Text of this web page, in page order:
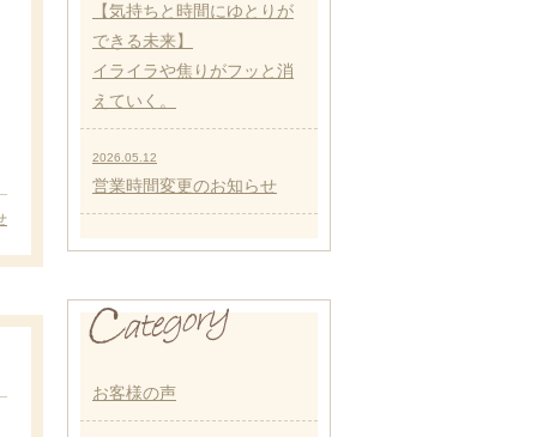
【気持ちと時間にゆとりが
できる未来】
イライラや焦りがフッと消
えていく。
2026.05.12
営業時間変更のお知らせ
お客様の声